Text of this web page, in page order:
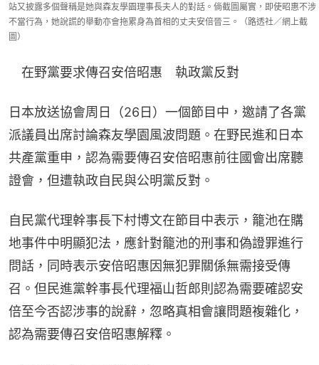
站又披露多個聲稱是她與森友學園理事長夫人的對話。倘截圖屬實，即使昭惠不涉
不當行為，她說謊的舉動亦會拖累身為首相的丈夫安倍晉三。（路透社／網上截
圖）
在野黨要求傳召安倍昭惠　執政黨反對
日本放送協會周日（26日）一個節目中，邀請了各黨
派議員出席討論森友學園風波問題。在野民進和日本
共產黨重申，認為需要傳召安倍昭惠前往國會出席聽
證會，但遭執政自民與公明黨反對。
自民黨代理幹事長下村博文在節目中表示，籠池在購
地事件中明顯犯法，應針對籠池的刑事和偽證罪進行
問話，同時表示安倍昭惠因無犯罪關係無需接受傳
召。但民進黨幹事長代理福山哲郎則認為需要確認安
倍至今否認涉事的說辭，忽略真相會讓問題複雜化，
認為需要傳召安倍昭惠解釋。